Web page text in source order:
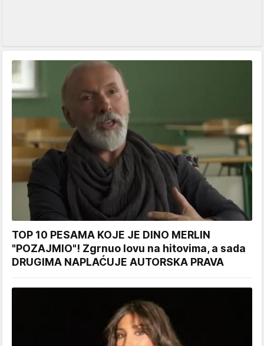
TOP 10 PESAMA KOJE JE DINO MERLIN
"POZAJMIO"! Zgrnuo lovu na hitovima, a sada
DRUGIMA NAPLAĆUJE AUTORSKA PRAVA